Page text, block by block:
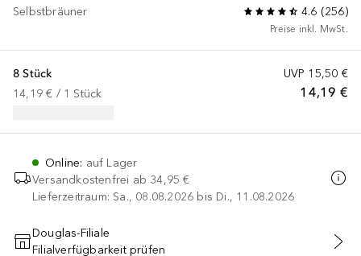
Selbstbräuner 4.6 (256)
Preise inkl. MwSt.
UVP 15,50 €
14,19 €
8 Stück
14,19 € / 1 Stück
Online: auf Lager
Versandkostenfrei ab 34,95 €
Lieferzeitraum: Sa., 08.08.2026 bis Di., 11.08.2026
IN DEN WARENKORB
Douglas-Filiale
Filialverfügbarkeit prüfen